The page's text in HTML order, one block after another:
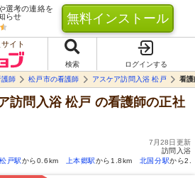
選考の連絡を
らせ
無料インストール
イト
検索
ログインする
護師 松戸市の看護師 アスケア訪問入浴 松戸 看
訪問入浴 松戸 の看護師の正社
7月28日更新
訪問入浴
松戸駅から0.6km 上本郷駅から1.8km 北国分駅から